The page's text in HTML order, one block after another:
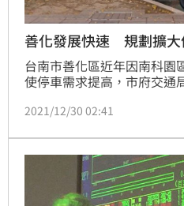
善化發展快速 規劃擴大
台南市善化區近年因南科園
使停車需求提高，市府交通
格實施收費管理。
2021/12/30 02:41